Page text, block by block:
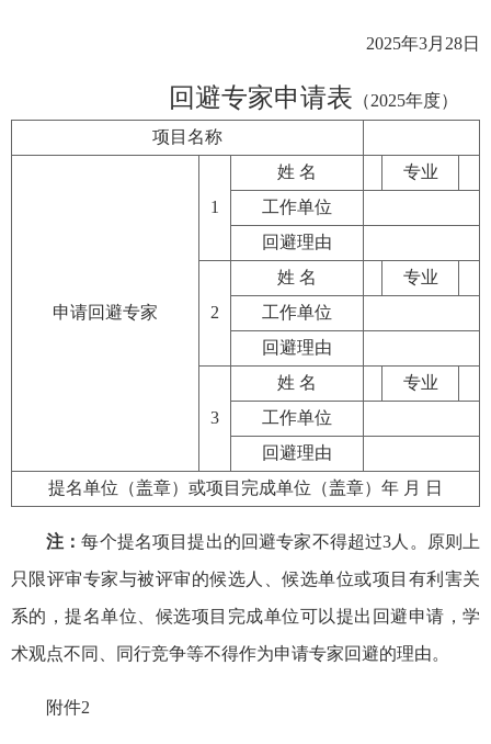
2025年3月28日
回避专家申请表 （2025年度）
项目名称
申请回避专家
1
姓 名
专业
工作单位
回避理由
2
姓 名
专业
工作单位
回避理由
3
姓 名
专业
工作单位
回避理由
提名单位（盖章）或项目完成单位（盖章）年 月 日
注：每个提名项目提出的回避专家不得超过3人。原则上
只限评审专家与被评审的候选人、候选单位或项目有利害关
系的，提名单位、候选项目完成单位可以提出回避申请，学
术观点不同、同行竞争等不得作为申请专家回避的理由。
附件2